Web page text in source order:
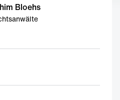
Bloehs